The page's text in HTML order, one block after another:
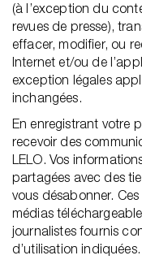
(à l’exception du
revues de presse),
effacer, modifier, ou
Internet et/ou de
exception légales
inchangées.
En enregistrant votre
recevoir des
LELO. Vos
partagées avec des
vous désabonner.
médias
journalistes fournis
d’utilisation indiquées.